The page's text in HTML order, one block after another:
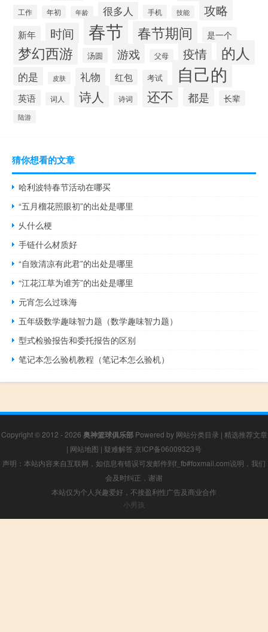
工作 年初 年龄 很多人 手机 技能 攻略
新年 时间 春节 春节期间 是一个
梦幻西游 汤圆 游戏 父母 疫情 的人
的是 皮肤 礼物 红包 考试 自己的
英语 词人 诗人 诗词 还不 都是 长辈
陆游
猜你想看的文章
哈利波特春节活动在哪买
“五月榴花照眼初”的出处是哪里
乆什么梗
手链什么材质好
“自致清凉有此君”的出处是哪里
“江花江草为谁芳”的出处是哪里
元宵怎么过珠海
五年级数学趣味智力题（数学趣味智力题）
型式检验报告和委托报告的区别
笔记本怎么验机教程（笔记本怎么验机）
Copyright © 2012 - 2026 奥神篮球俱乐部Powered by 网站分类目录 | 精选推荐文章
| 网站地图 | 疑难解答 京ICP备06009323号
声明：本站内容来自互联网，如信息有错误可发邮件到f_fb#foxmail.com说明，我们
会及时纠正，谢谢
本站仅为个人兴趣爱好，不接盈利性广告及商业合作
小男孩